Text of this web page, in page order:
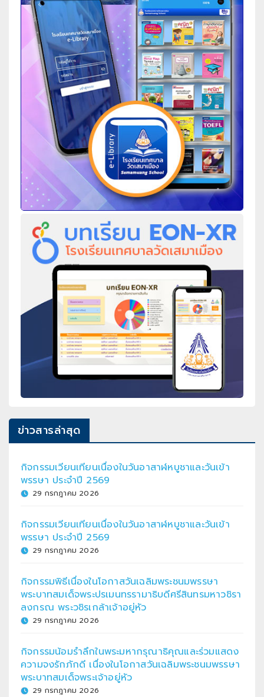
ข่าวสารล่าสุด
กิจกรรมเวียนเทียนเนื่องในวันอาสาฬหบูชาและวันเข้า
พรรษา ประจำปี 2569
29 กรกฎาคม 2026
กิจกรรมเวียนเทียนเนื่องในวันอาสาฬหบูชาและวันเข้า
พรรษา ประจำปี 2569
29 กรกฎาคม 2026
กิจกรรมพิธีเนื่องในโอกาสวันเฉลิมพระชนมพรรษา
พระบาทสมเด็จพระปรเมนทรรามาธิบดีศรีสินทรมหาวชิรา
ลงกรณ พระวชิรเกล้าเจ้าอยู่หัว
29 กรกฎาคม 2026
กิจกรรมน้อมรำลึกในพระมหากรุณาธิคุณและร่วมแสดง
ความจงรักภักดี เนื่องในโอกาสวันเฉลิมพระชนมพรรษา
พระบาทสมเด็จพระเจ้าอยู่หัว
29 กรกฎาคม 2026